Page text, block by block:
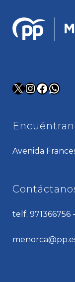
X
Avenida
telf. 971366756